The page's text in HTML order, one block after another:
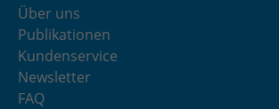
Über uns
Publikationen
Kundenservice
Newsletter
FAQ